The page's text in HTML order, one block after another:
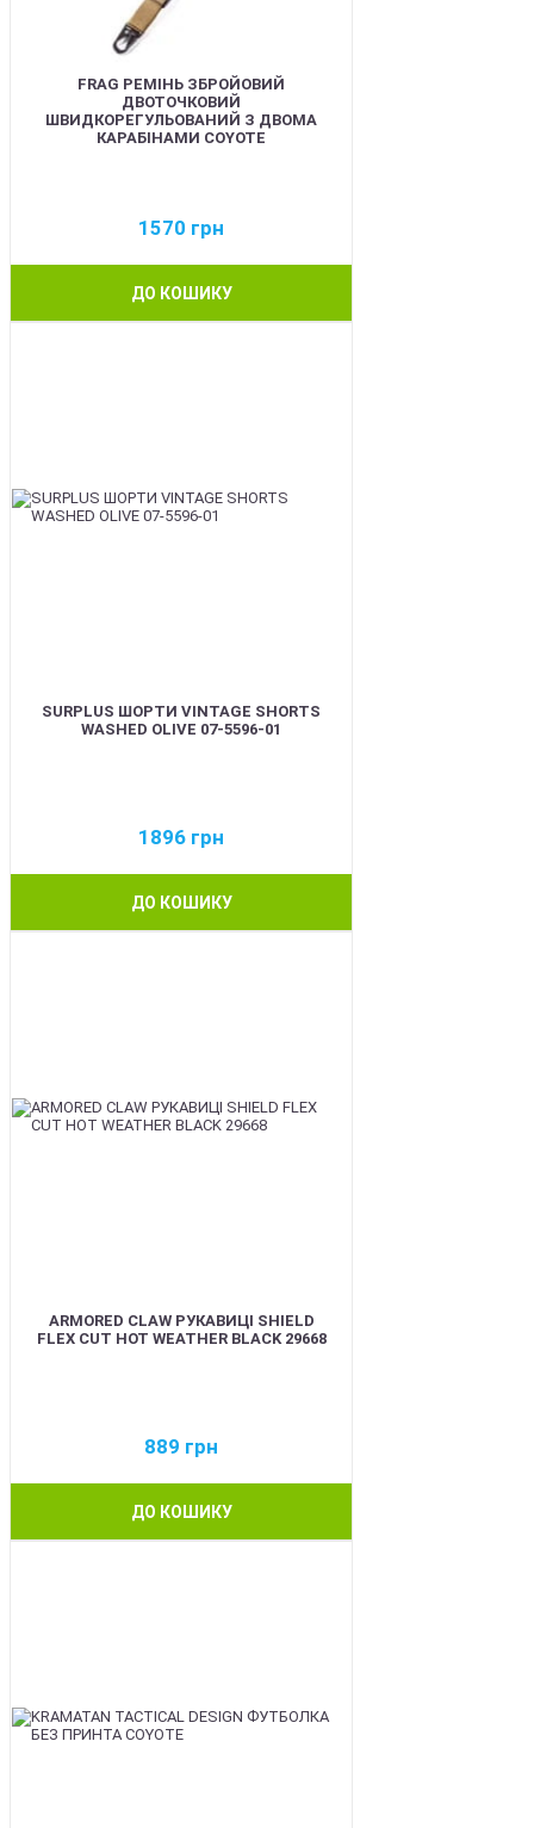
FRAG РЕМІНЬ ЗБРОЙОВИЙ
ДВОТОЧКОВИЙ
ШВИДКОРЕГУЛЬОВАНИЙ З ДВОМА
КАРАБІНАМИ COYOTE
1570 грн
ДО КОШИКУ
SURPLUS ШОРТИ VINTAGE SHORTS
WASHED OLIVE 07-5596-01
1896 грн
ДО КОШИКУ
ARMORED CLAW РУКАВИЦІ SHIELD
FLEX CUT HOT WEATHER BLACK 29668
889 грн
ДО КОШИКУ